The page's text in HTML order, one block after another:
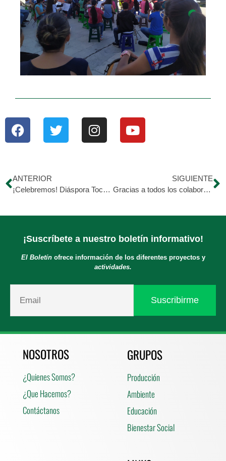
ANTERIOR
¡Celebremos! Diáspora Tocuyana
SIGUIENTE
Gracias a todos los colaboradores que dan un granito de arena para llevar alimento a nuestros comensales en la Olla Solidaria ?
¡Suscríbete a nuestro boletín informativo!
El Boletínofrece información de los diferentes proyectos y
actividades.
NOSOTROS
¿Quienes Somos?
¿Que Hacemos?
Contáctanos
GRUPOS
Producción
Ambiente
Educación
Bienestar Social